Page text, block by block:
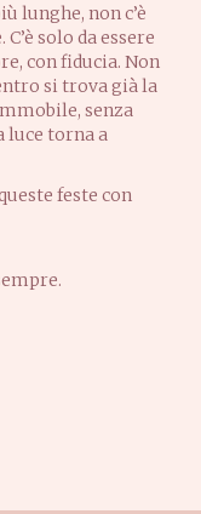
lunghe, non c’è
solo da essere
con fiducia. Non
si trova già la
senza
luce torna a
feste con